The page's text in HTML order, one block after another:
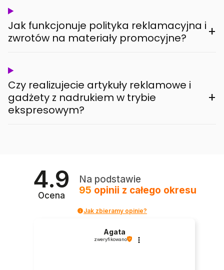
Jak funkcjonuje polityka reklamacyjna i
zwrotów na materiały promocyjne?
+
Czy realizujecie artykuły reklamowe i
gadżety z nadrukiem w trybie
ekspresowym?
+
4.9
Ocena
Na podstawie
95 opinii z całego okresu
Jak zbieramy opinie?
Agata
zweryfikowano